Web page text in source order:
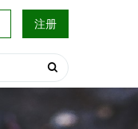
注册